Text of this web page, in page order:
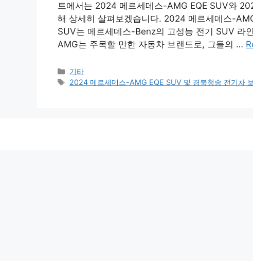
트에서는 2024 메르세데스-AMG EQE SUV와
해 상세히 살펴보겠습니다. 2024 메르세데스-
SUV는 메르세데스-Benz의 고성능 전기 SUV 라
AMG는 주목할 만한 자동차 브랜드로, 그들의 …
Categories
기타
Tags
2024 메르세데스-AMG EQE SUV 및 경북청송 전기차